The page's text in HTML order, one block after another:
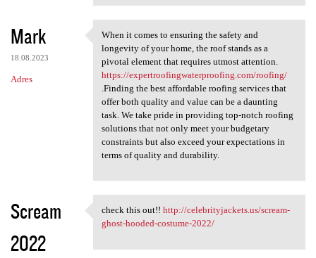
Mark
18.08.2023
Adres
When it comes to ensuring the
When it comes to ensuring the safety and
longevity of your home, the roof stands as a
pivotal element that requires utmost attention.
https://expertroofingwaterproofing.com/roofing/
.Finding the best affordable roofing services that
offer both quality and value can be a daunting
task. We take pride in providing top-notch roofing
solutions that not only meet your budgetary
constraints but also exceed your expectations in
terms of quality and durability.
Scream
2022
check this out!! http:/
check this out!! http://celebrityjackets.us/scream-
ghost-hooded-costume-2022/